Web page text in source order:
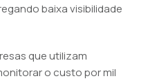
baixa visibilidade
que utilizam
o custo por mil